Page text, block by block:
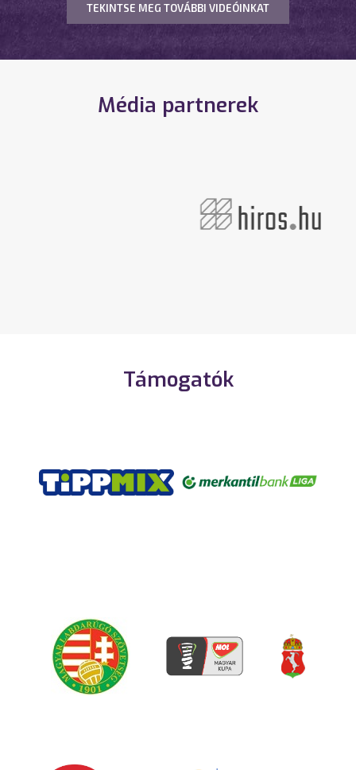
TEKINTSE MEG TOVÁBBI VIDEÓINKAT
Média partnerek
Támogatók